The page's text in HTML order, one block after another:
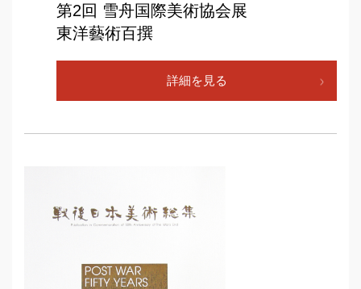
第2回 雪舟国際美術協会展
東洋藝術百撰
詳細を見る